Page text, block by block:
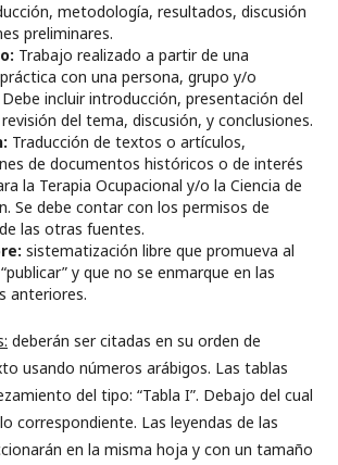
metodología, resultados, discusión
preliminares.
Trabajo realizado a partir de una
con una persona, grupo y/o
incluir introducción, presentación del
del tema, discusión, y conclusiones.
Traducción de textos o artículos,
de documentos históricos o de interés
la Terapia Ocupacional y/o la Ciencia de
Se debe contar con los permisos de
las otras fuentes.
sistematización libre que promueva al
y que no se enmarque en las
anteriores.
deberán ser citadas en su orden de
usando números arábigos. Las tablas
del tipo: “Tabla I”. Debajo del cual
correspondiente. Las leyendas de las
en la misma hoja y con un tamaño